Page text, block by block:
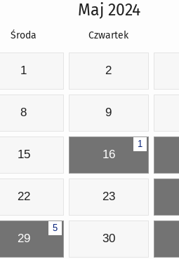
Maj 2024
Środa Czwartek
1 2
8 9
15
1
16
22 23
5
29 30